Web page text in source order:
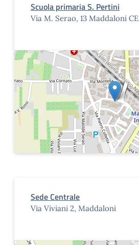
Scuola primaria S. Pertini
Via M. Serao, 13 Maddaloni CE
Sede Centrale
Via Viviani 2, Maddaloni